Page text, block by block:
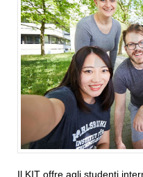
Il KIT offre agli studenti